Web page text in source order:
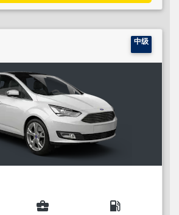
中级
business_center local_gas_station